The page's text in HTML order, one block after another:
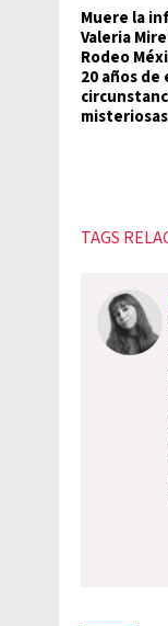
Muere la
Valeria
Rodeo
20 años de
misteriosas
TAGS